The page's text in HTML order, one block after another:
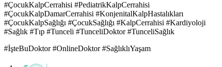
#ÇocukKalpCerrahisi #PediatrikKalpCerrahisi
#ÇocukKalpDamarCerrahisi #KonjenitalKalpHastalıkları
#ÇocukKalpSağlığı #ÇocukSağlığı #KalpCerrahisi #Kardiyoloji
#Sağlık #Tıp #Tunceli #TunceliDoktor #TunceliSağlık
#İşteBuDoktor #OnlineDoktor #SağlıklıYaşam